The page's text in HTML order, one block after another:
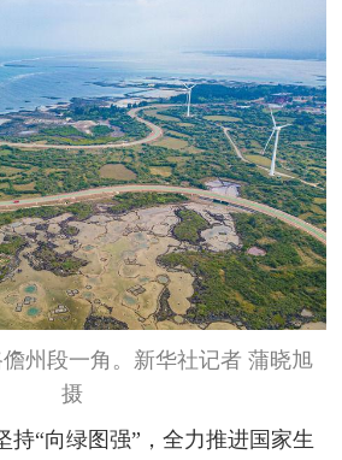
州段一角。新华社记者 蒲晓旭
摄
持“向绿图强”，全力推进国家生